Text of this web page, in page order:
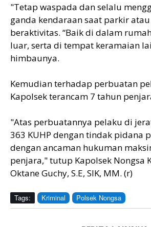
"Tetap waspada dan selalu
ganda kendaraan saat parkir
beraktivitas. “Baik di dalam
luar, serta di tempat keramaian
himbaunya.
Kemudian terhadap perbuatan
Kapolsek terancam 7 tahun
"Atas perbuatannya pelaku di
363 KUHP dengan tindak pidana
dengan ancaman hukuman
penjara," tutup Kapolsek Nongsa
Oktane Guchy, S.E, SIK, MM. (r)
Tags: Kriminal Polsek Nongsa